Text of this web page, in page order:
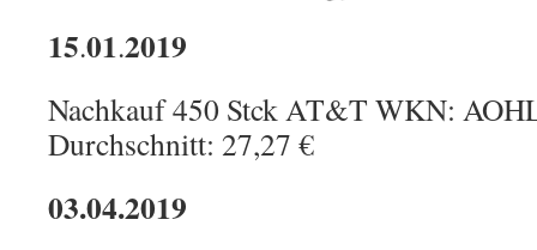
15.01.2019
Nachkauf 450 Stck AT&T WKN:
Durchschnitt: 27,27 €
03.04.2019